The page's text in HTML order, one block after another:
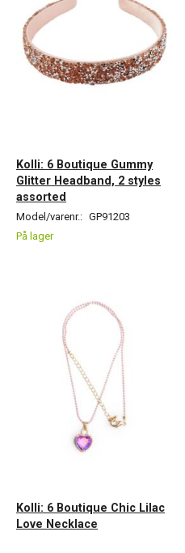
Kolli: 6 Boutique Gummy
Glitter Headband, 2 styles
assorted
Model/varenr.: GP91203
På lager
Kolli: 6 Boutique Chic Lilac
Love Necklace